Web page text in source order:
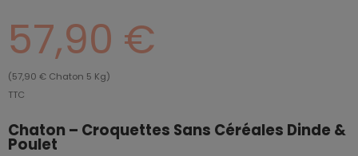
57,90 €
(57,90 € Chaton 5 Kg)
TTC
Chaton – Croquettes Sans Céréales Dinde &
Poulet